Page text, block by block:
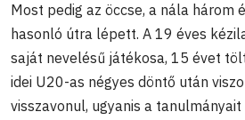
Most pedig az öccse, a nála három
hasonló útra lépett. A 19 éves
saját nevelésű játékosa, 15 évet
idei U20-as négyes döntő után
visszavonul, ugyanis a